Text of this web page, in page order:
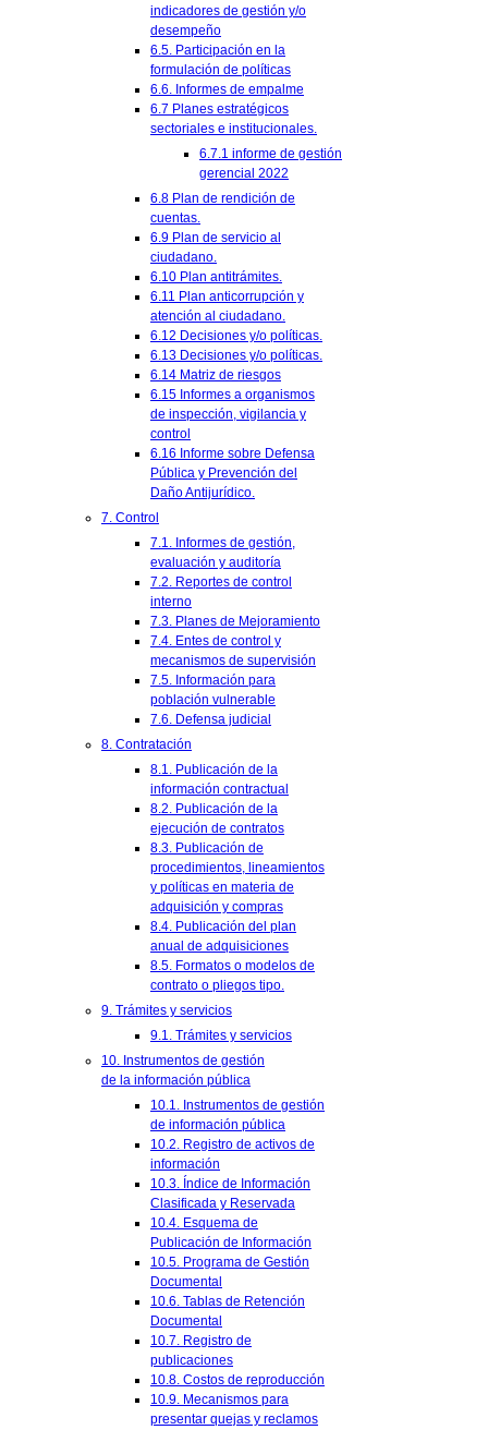
indicadores de gestión y/o
desempeño
6.5. Participación en la
formulación de políticas
6.6. Informes de empalme
6.7 Planes estratégicos
sectoriales e institucionales.
6.7.1 informe de gestión
gerencial 2022
6.8 Plan de rendición de
cuentas.
6.9 Plan de servicio al
ciudadano.
6.10 Plan antitrámites.
6.11 Plan anticorrupción y
atención al ciudadano.
6.12 Decisiones y/o políticas.
6.13 Decisiones y/o políticas.
6.14 Matriz de riesgos
6.15 Informes a organismos
de inspección, vigilancia y
control
6.16 Informe sobre Defensa
Pública y Prevención del
Daño Antijurídico.
7. Control
7.1. Informes de gestión,
evaluación y auditoría
7.2. Reportes de control
interno
7.3. Planes de Mejoramiento
7.4. Entes de control y
mecanismos de supervisión
7.5. Información para
población vulnerable
7.6. Defensa judicial
8. Contratación
8.1. Publicación de la
información contractual
8.2. Publicación de la
ejecución de contratos
8.3. Publicación de
procedimientos, lineamientos
y políticas en materia de
adquisición y compras
8.4. Publicación del plan
anual de adquisiciones
8.5. Formatos o modelos de
contrato o pliegos tipo.
9. Trámites y servicios
9.1. Trámites y servicios
10. Instrumentos de gestión
de la información pública
10.1. Instrumentos de gestión
de información pública
10.2. Registro de activos de
información
10.3. Índice de Información
Clasificada y Reservada
10.4. Esquema de
Publicación de Información
10.5. Programa de Gestión
Documental
10.6. Tablas de Retención
Documental
10.7. Registro de
publicaciones
10.8. Costos de reproducción
10.9. Mecanismos para
presentar quejas y reclamos